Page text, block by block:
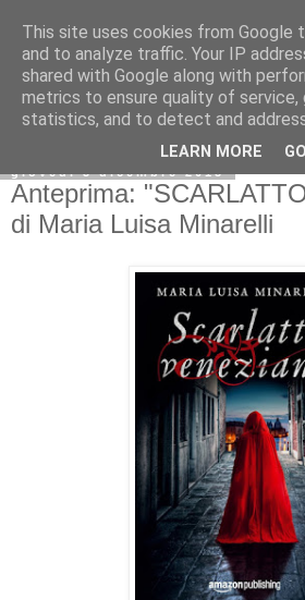
giovedì 3 dicembre 2015
Anteprima:
di Maria Luisa Minarelli
This site uses cookies from Google
and to analyze traffic. Your IP
shared with Google along with
metrics to ensure quality of service,
statistics, and to detect and
LEARN MORE